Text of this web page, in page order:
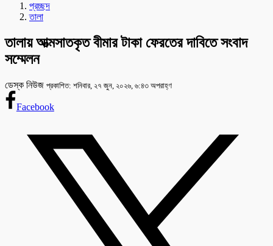
প্রচ্ছদ
তালা
তালায় আত্মসাতকৃত বীমার টাকা ফেরতের দাবিতে সংবাদ
সম্মেলন
ডেস্ক নিউজ প্রকাশিত: শনিবার, ২৭ জুন, ২০২৬, ৬:৪৩ অপরাহ্ণ
Facebook